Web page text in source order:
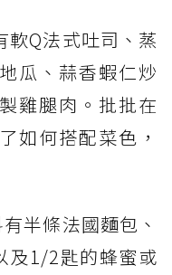
軟Q法式吐司、蒸
瓜、蒜香蝦仁炒
雞腿肉。批批在
如何搭配菜色，
半條法國麵包、
及1/2匙的蜂蜜或